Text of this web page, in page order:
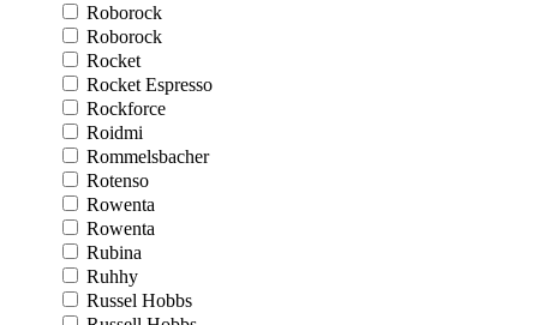
Roborock
Roborock
Rocket
Rocket Espresso
Rockforce
Roidmi
Rommelsbacher
Rotenso
Rowenta
Rowenta
Rubina
Ruhhy
Russel Hobbs